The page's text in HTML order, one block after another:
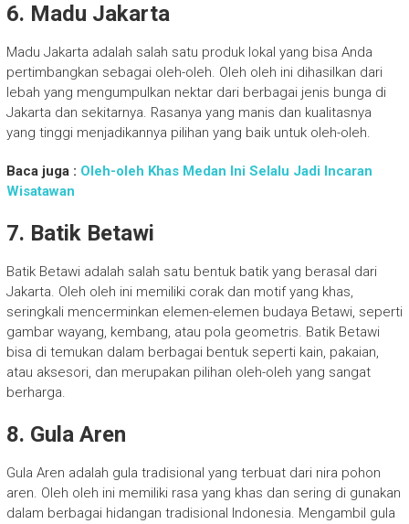
6. Madu Jakarta
Madu Jakarta adalah salah satu produk lokal yang bisa Anda
pertimbangkan sebagai oleh-oleh. Oleh oleh ini dihasilkan dari
lebah yang mengumpulkan nektar dari berbagai jenis bunga di
Jakarta dan sekitarnya. Rasanya yang manis dan kualitasnya
yang tinggi menjadikannya pilihan yang baik untuk oleh-oleh.
Baca juga : Oleh-oleh Khas Medan Ini Selalu Jadi Incaran
Wisatawan
7. Batik Betawi
Batik Betawi adalah salah satu bentuk batik yang berasal dari
Jakarta. Oleh oleh ini memiliki corak dan motif yang khas,
seringkali mencerminkan elemen-elemen budaya Betawi, seperti
gambar wayang, kembang, atau pola geometris. Batik Betawi
bisa di temukan dalam berbagai bentuk seperti kain, pakaian,
atau aksesori, dan merupakan pilihan oleh-oleh yang sangat
berharga.
8. Gula Aren
Gula Aren adalah gula tradisional yang terbuat dari nira pohon
aren. Oleh oleh ini memiliki rasa yang khas dan sering di gunakan
dalam berbagai hidangan tradisional Indonesia. Mengambil gula